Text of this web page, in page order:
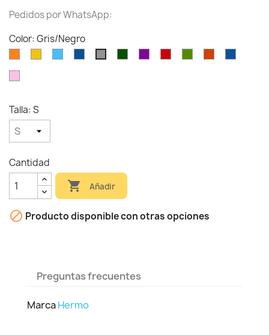
Pedidos por WhatsApp:
Color: Gris/Negro
Talla: S
Cantidad
 Añadir
 Producto disponible con otras opciones
Preguntas frecuentes
MarcaHermo